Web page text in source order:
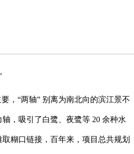
“两轴” 别离为南北向的滨江景不
，吸引了白鹭、夜鹭等 20 余种水
糊口链接，百年来，项目总共规划